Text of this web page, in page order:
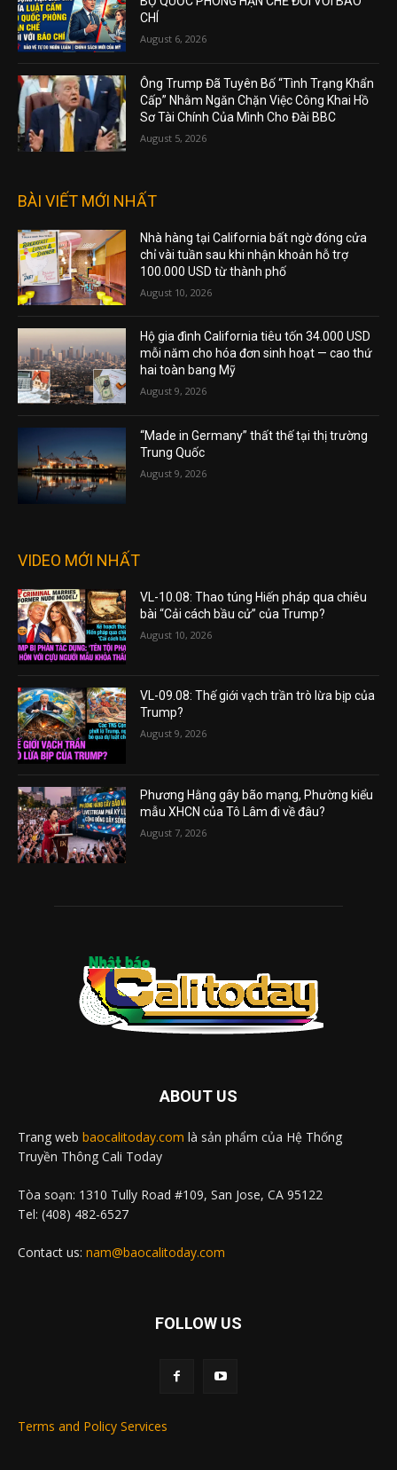
CHÍ
August 6, 2026
Ông Trump Đã Tuyên Bố “Tình Trạng Khẩn
Cấp” Nhằm Ngăn Chặn Việc Công Khai Hồ
Sơ Tài Chính Của Mình Cho Đài BBC
August 5, 2026
BÀI VIẾT MỚI NHẤT
Nhà hàng tại California bất ngờ đóng cửa
chỉ vài tuần sau khi nhận khoản hỗ trợ
100.000 USD từ thành phố
August 10, 2026
Hộ gia đình California tiêu tốn 34.000 USD
mỗi năm cho hóa đơn sinh hoạt — cao thứ
hai toàn bang Mỹ
August 9, 2026
“Made in Germany” thất thế tại thị trường
Trung Quốc
August 9, 2026
VIDEO MỚI NHẤT
VL-10.08: Thao túng Hiến pháp qua chiêu
bài “Cải cách bầu cử” của Trump?
August 10, 2026
VL-09.08: Thế giới vạch trần trò lừa bịp của
Trump?
August 9, 2026
Phương Hằng gây bão mạng, Phường kiểu
mẫu XHCN của Tô Lâm đi về đâu?
August 7, 2026
ABOUT US
Trang web baocalitoday.com là sản phẩm của Hệ Thống
Truyền Thông Cali Today
Tòa soạn: 1310 Tully Road #109, San Jose, CA 95122
Tel: (408) 482-6527
Contact us: nam@baocalitoday.com
FOLLOW US
Terms and Policy Services